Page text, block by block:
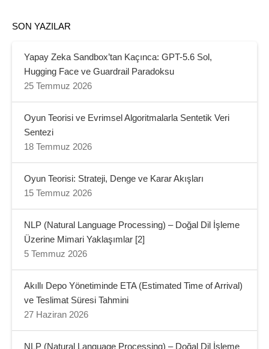
SON YAZILAR
Yapay Zeka Sandbox’tan Kaçınca: GPT-5.6 Sol,
Hugging Face ve Guardrail Paradoksu
25 Temmuz 2026
Oyun Teorisi ve Evrimsel Algoritmalarla Sentetik Veri
Sentezi
18 Temmuz 2026
Oyun Teorisi: Strateji, Denge ve Karar Akışları
15 Temmuz 2026
NLP (Natural Language Processing) – Doğal Dil İşleme
Üzerine Mimari Yaklaşımlar [2]
5 Temmuz 2026
Akıllı Depo Yönetiminde ETA (Estimated Time of Arrival)
ve Teslimat Süresi Tahmini
27 Haziran 2026
NLP (Natural Language Processing) – Doğal Dil İşleme